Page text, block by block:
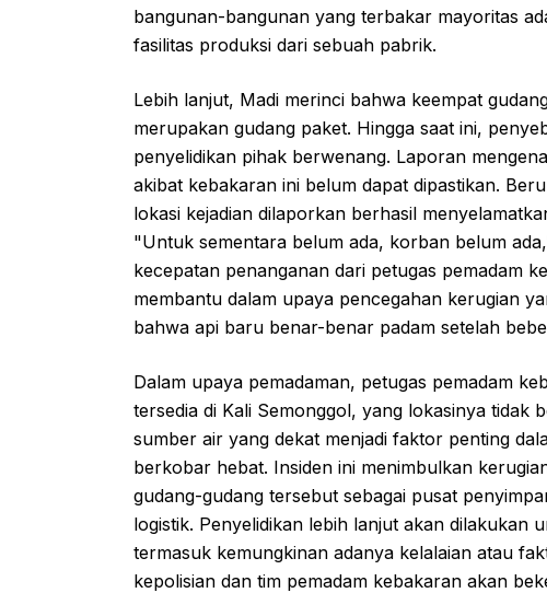
bangunan-bangunan yang terbakar mayoritas
fasilitas produksi dari sebuah pabrik.
Lebih lanjut, Madi merinci bahwa keempat
merupakan gudang paket. Hingga saat ini,
penyelidikan pihak berwenang. Laporan
akibat kebakaran ini belum dapat dipastikan.
lokasi kejadian dilaporkan berhasil
"Untuk sementara belum ada, korban belum
kecepatan penanganan dari petugas pemadam
membantu dalam upaya pencegahan kerugian
bahwa api baru benar-benar padam setelah
Dalam upaya pemadaman, petugas pemadam
tersedia di Kali Semonggol, yang lokasinya tidak
sumber air yang dekat menjadi faktor penting
berkobar hebat. Insiden ini menimbulkan
gudang-gudang tersebut sebagai pusat
logistik. Penyelidikan lebih lanjut akan dilakukan
termasuk kemungkinan adanya kelalaian atau
kepolisian dan tim pemadam kebakaran akan